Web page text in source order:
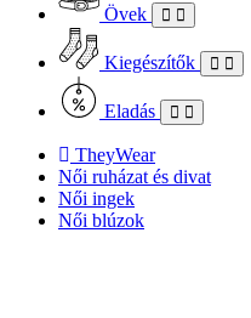
Övek
Kiegészítők
Eladás
TheyWear
Női ruházat és divat
Női ingek
Női blúzok